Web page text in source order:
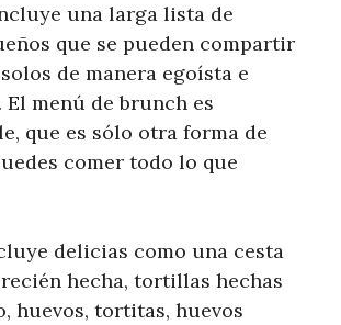
una larga lista de
que se pueden compartir
de manera egoísta e
menú de brunch es
que es sólo otra forma de
comer todo lo que
delicias como una cesta
hecha, tortillas hechas
huevos, tortitas, huevos